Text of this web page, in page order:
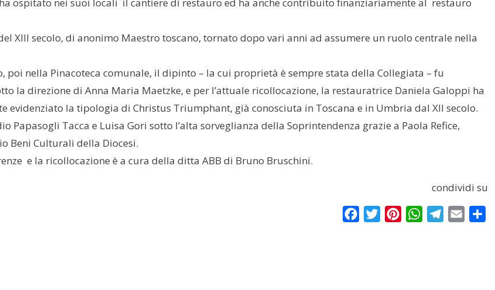
XIII secolo, di anonimo Maestro toscano, tornato dopo vari anni ad assumere un ruolo centrale nella
nella Pinacoteca comunale, il dipinto – la cui proprietà è sempre stata della Collegiata – fu
la direzione di Anna Maria Maetzke, e per l’attuale ricollocazione, la restauratrice Daniela Galoppi ha
evidenziato la tipologia di Christus Triumphant, già conosciuta in Toscana e in Umbria dal XII secolo.
Tacca e Luisa Gori sotto l’alta sorveglianza della Soprintendenza grazie a Paola Refice,
Beni Culturali della Diocesi.
e la ricollocazione è a cura della ditta ABB di Bruno Bruschini.
condividi su
FacebookTwitterPinterestWhatsAppTelegram
Email